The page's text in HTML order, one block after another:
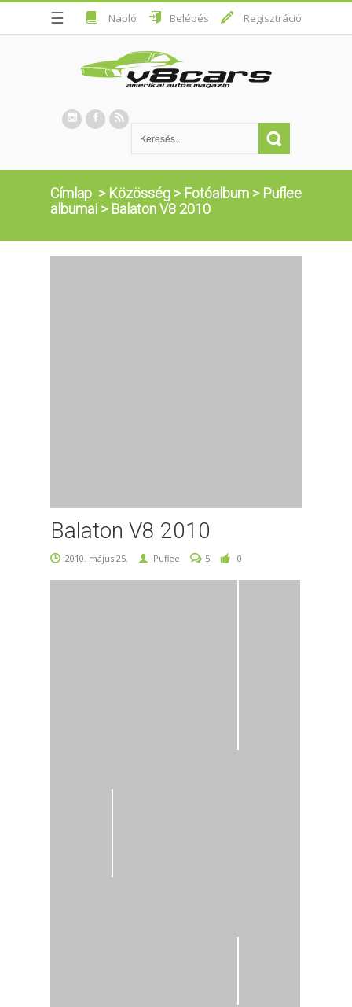
☰ Napló Belépés Regisztráció
Címlap > Közösség > Fotóalbum > Puflee
albumai > Balaton V8 2010
Balaton V8 2010
2010. május 25. Puflee 5 0